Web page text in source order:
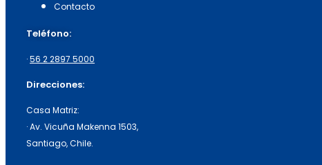
Contacto
Teléfono:
·56 2 2897 5000
Direcciones:
Casa Matriz:
· Av. Vicuña Makenna 1503,
Santiago, Chile.